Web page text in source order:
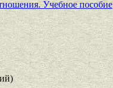
Учебное пособие